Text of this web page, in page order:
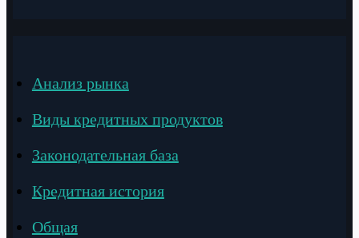
Анализ рынка
Виды кредитных продуктов
Законодательная база
Кредитная история
Общая